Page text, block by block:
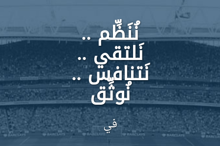
نُنَظِّم ..
نَلتقي ..
نَتنافس ..
نُوثِّق
في